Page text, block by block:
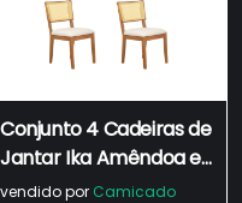
Conjunto 4 Cadeiras de
Jantar Ika Amêndoa e
Linho Off White com
vendido por Camicado